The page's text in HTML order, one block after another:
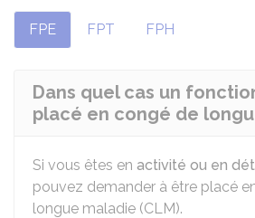
FPE FPT FPH
Dans quel cas un
placé en congé de
Si vous êtes en activité ou en
pouvez demander à être placé
longue maladie (CLM).